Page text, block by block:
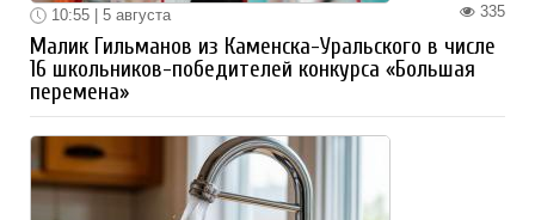
335
10:55 | 5 августа
Малик Гильманов из Каменска-Уральского в числе
16 школьников-победителей конкурса «Большая
перемена»